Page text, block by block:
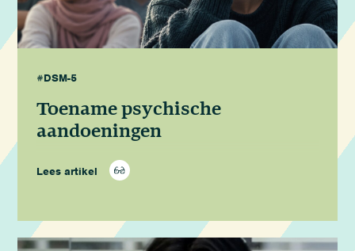
#DSM-5
Toename psychische
aandoeningen
Lees artikel